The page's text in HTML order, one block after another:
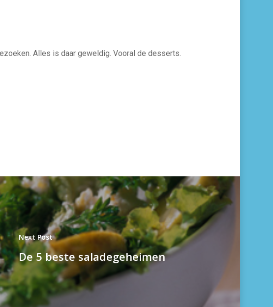
Alles is daar geweldig. Vooral de desserts.
Next Post
De 5 beste saladegeheimen